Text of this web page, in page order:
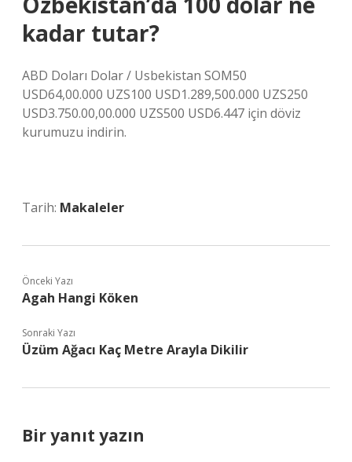
kadar tutar?
ABD Doları Dolar / Usbekistan SOM50
USD64,00.000 UZS100 USD1.289,500.000 UZS250
USD3.750.00,00.000 UZS500 USD6.447 için döviz
kurumuzu indirin.
Tarih: Makaleler
Önceki Yazı
Agah Hangi Köken
Sonraki Yazı
Üzüm Ağacı Kaç Metre Arayla Dikilir
Bir yanıt yazın